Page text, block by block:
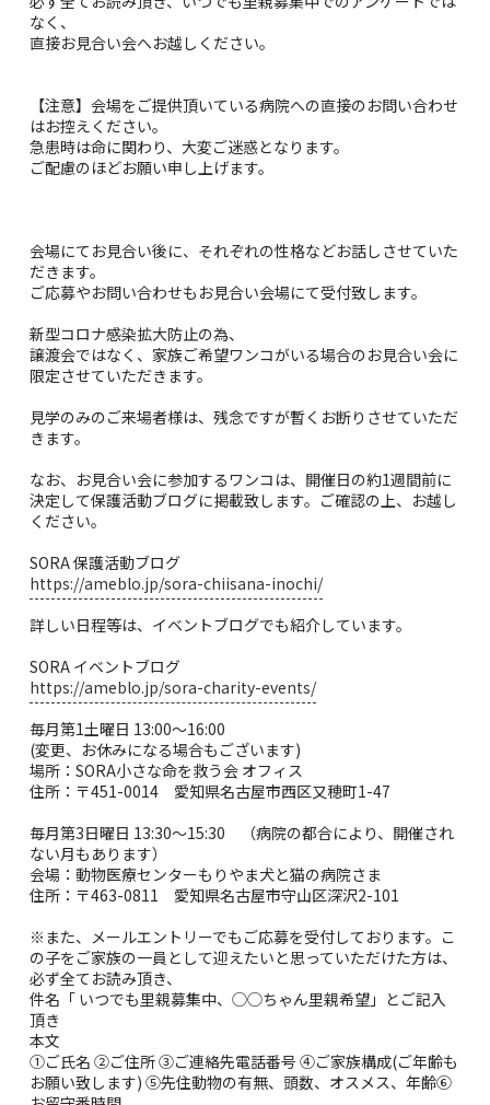
なく、
直接お見合い会へお越しください。
【注意】会場をご提供頂いている病院への直接のお問い合わせ
はお控えください。
急患時は命に関わり、大変ご迷惑となります。
ご配慮のほどお願い申し上げます。
会場にてお見合い後に、それぞれの性格などお話しさせていた
だきます。
ご応募やお問い合わせもお見合い会場にて受付致します。
新型コロナ感染拡大防止の為、
譲渡会ではなく、家族ご希望ワンコがいる場合のお見合い会に
限定させていただきます。
見学のみのご来場者様は、残念ですが暫くお断りさせていただ
きます。
なお、お見合い会に参加するワンコは、開催日の約1週間前に
決定して保護活動ブログに掲載致します。ご確認の上、お越し
ください。
SORA 保護活動ブログ
https://ameblo.jp/sora-chiisana-inochi/
詳しい日程等は、イベントブログでも紹介しています。
SORA イベントブログ
https://ameblo.jp/sora-charity-events/
毎月第1土曜日 13:00〜16:00
(変更、お休みになる場合もございます)
場所：SORA小さな命を救う会 オフィス
住所：〒451-0014 愛知県名古屋市西区又穂町1-47
毎月第3日曜日 13:30〜15:30 （病院の都合により、開催され
ない月もあります）
会場：動物医療センターもりやま犬と猫の病院さま
住所：〒463-0811 愛知県名古屋市守山区深沢2-101
※また、メールエントリーでもご応募を受付しております。こ
の子をご家族の一員として迎えたいと思っていただけた方は、
必ず全てお読み頂き、
件名「 いつでも里親募集中、◯◯ちゃん里親希望」とご記入
頂き
本文
①ご氏名 ②ご住所 ③ご連絡先電話番号 ④ご家族構成(ご年齢も
お願い致します) ⑤先住動物の有無、頭数、オスメス、年齢⑥